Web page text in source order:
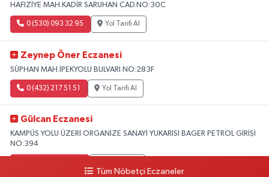
HAFIZİYE MAH.KADİR SARUHAN CAD.NO:30C
0 (530) 093 32 95 Yol Tarifi Al
Zeynep Öner Eczanesi
SÜPHAN MAH.İPEKYOLU BULVARI NO:283F
0 (432) 217 51 51 Yol Tarifi Al
Gülcan Eczanesi
KAMPÜS YOLU ÜZERİ ORGANİZE SANAYİ YUKARISI BAGER PETROL GİRİŞİ
NO:394
Tüm Nöbetçi Eczaneler